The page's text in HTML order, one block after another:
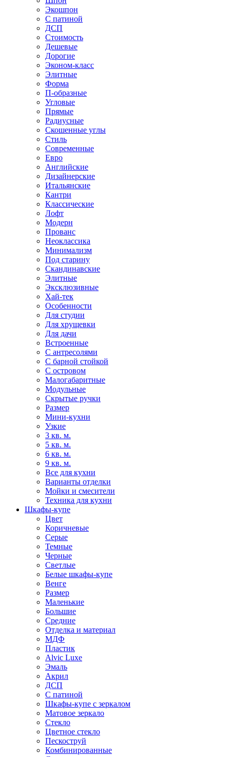
Экошпон
С патиной
ДСП
Стоимость
Дешевые
Дорогие
Эконом-класс
Элитные
Форма
П-образные
Угловые
Прямые
Радиусные
Скошенные углы
Стиль
Современные
Евро
Английские
Дизайнерские
Итальянские
Кантри
Классические
Лофт
Модерн
Прованс
Неоклассика
Минимализм
Под старину
Скандинавские
Элитные
Эксклюзивные
Хай-тек
Особенности
Для студии
Для хрущевки
Для дачи
Встроенные
С антресолями
С барной стойкой
С островом
Малогабаритные
Модульные
Скрытые ручки
Размер
Мини-кухни
Узкие
3 кв. м.
5 кв. м.
6 кв. м.
9 кв. м.
Все для кухни
Варианты отделки
Мойки и смесители
Техника для кухни
Шкафы-купе
Цвет
Коричневые
Серые
Темные
Черные
Светлые
Белые шкафы-купе
Венге
Размер
Маленькие
Большие
Средние
Отделка и материал
МДФ
Пластик
Alvic Luxe
Эмаль
Акрил
ДСП
С патиной
Шкафы-купе с зеркалом
Матовое зеркало
Стекло
Цветное стекло
Пескоструй
Комбинированные